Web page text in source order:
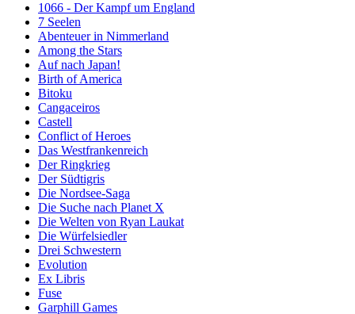
1066 - Der Kampf um England
7 Seelen
Abenteuer in Nimmerland
Among the Stars
Auf nach Japan!
Birth of America
Bitoku
Cangaceiros
Castell
Conflict of Heroes
Das Westfrankenreich
Der Ringkrieg
Der Südtigris
Die Nordsee-Saga
Die Suche nach Planet X
Die Welten von Ryan Laukat
Die Würfelsiedler
Drei Schwestern
Evolution
Ex Libris
Fuse
Garphill Games